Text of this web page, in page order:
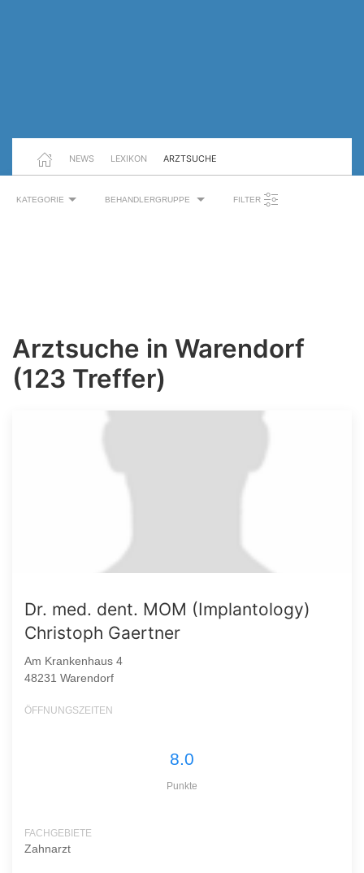
NEWS LEXIKON ARZTSUCHE
KATEGORIE BEHANDLERGRUPPE FILTER
Arztsuche in Warendorf
(123 Treffer)
Dr. med. dent. MOM (Implantology)
Christoph Gaertner
Am Krankenhaus 4
48231 Warendorf
ÖFFNUNGSZEITEN
8.0
Punkte
FACHGEBIETE
Zahnarzt